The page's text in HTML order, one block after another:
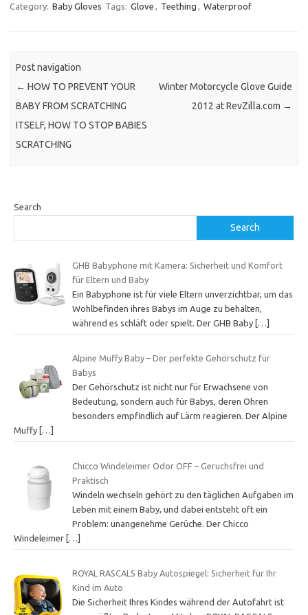
Category: Baby Gloves Tags: Glove , Teething , Waterproof
Post navigation
← HOW TO PREVENT YOUR
BABY FROM SCRATCHING
ITSELF, HOW TO STOP BABIES
SCRATCHING
Winter Motorcycle Glove Guide
2012 at RevZilla.com →
Search
Search
GHB Babyphone mit Kamera: Sicherheit und Komfort
für Eltern und Baby
Ein Babyphone ist für viele Eltern unverzichtbar, um das
Wohlbefinden ihres Babys im Auge zu behalten,
während es schläft oder spielt. Der GHB Baby […]
Alpine Muffy Baby – Der perfekte Gehörschutz für
Babys
Der Gehörschutz ist nicht nur für Erwachsene von
Bedeutung, sondern auch für Babys, deren Ohren
besonders empfindlich auf Lärm reagieren. Der Alpine
Muffy […]
Chicco Windeleimer Odor OFF – Geruchsfrei und
Praktisch
Windeln wechseln gehört zu den täglichen Aufgaben im
Leben mit einem Baby, und dabei entsteht oft ein
Problem: unangenehme Gerüche. Der Chicco
Windeleimer […]
ROYAL RASCALS Baby Autospiegel: Sicherheit für Ihr
Kind im Auto
Die Sicherheit Ihres Kindes während der Autofahrt ist